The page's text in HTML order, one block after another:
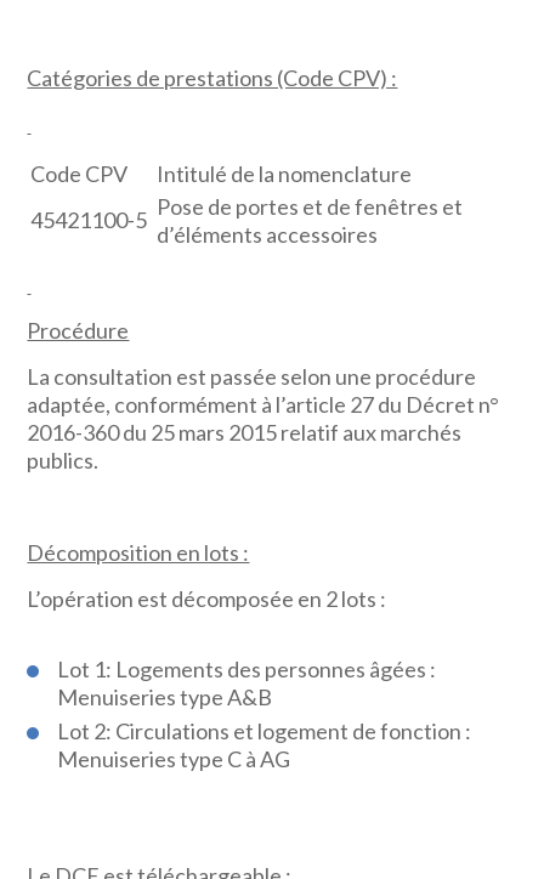
Catégories de prestations (Code CPV) :
Code CPV
Intitulé de la nomenclature
45421100-5 Pose de portes et de fenêtres et
d’éléments accessoires
Procédure
La consultation est passée selon une procédure
adaptée, conformément à l’article 27 du Décret n°
2016-360 du 25 mars 2015 relatif aux marchés
publics.
Décomposition en lots :
L’opération est décomposée en 2 lots :
Lot 1: Logements des personnes âgées :
Menuiseries type A&B
Lot 2: Circulations et logement de fonction :
Menuiseries type C à AG